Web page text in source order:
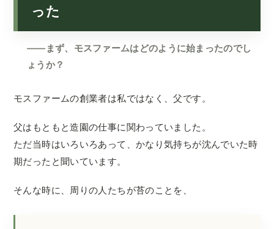
った
——まず、モスファームはどのように始まったのでし
ょうか？
モスファームの創業者は私ではなく、父です。
父はもともと造園の仕事に関わっていました。
ただ当時はいろいろあって、かなり気持ちが沈んでいた時
期だったと聞いています。
そんな時に、周りの人たちが苔のことを、